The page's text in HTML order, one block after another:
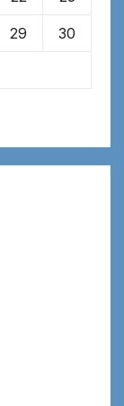
29 30